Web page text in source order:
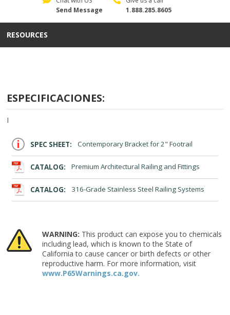
Send Message
1.888.285.8605
RESOURCES
ESPECIFICACIONES:
I
SPEC SHEET: Contemporary Bracket for 2" Footrail
CATALOG: Premium Architectural Railing and Fittings
CATALOG: 316-Grade Stainless Steel Railing Systems
WARNING: This product can expose you to chemicals
including lead, which is known to the State of
California to cause cancer or birth defects or other
reproductive harm. For more information, visit
www.P65Warnings.ca.gov.